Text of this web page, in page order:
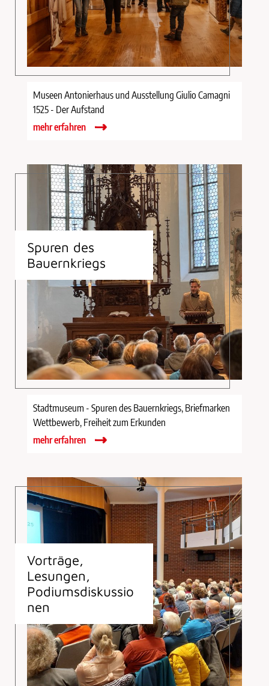
Museen Antonierhaus und Ausstellung Giulio Camagni
1525 - Der Aufstand
mehr erfahren
Spuren des
Bauernkriegs
Stadtmuseum - Spuren des Bauernkriegs, Briefmarken
Wettbewerb, Freiheit zum Erkunden
mehr erfahren
Vorträge,
Lesungen,
Podiumsdiskussio
nen